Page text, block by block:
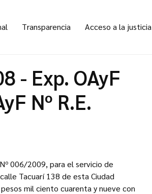
Transparencia Acceso a la justicia
- Exp. OAyF
Nº R.E.
006/2009, para el servicio de
Tacuarí 138 de esta Ciudad
pesos mil ciento cuarenta y nueve con